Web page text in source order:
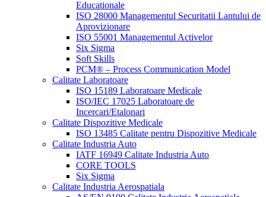
Educationale
ISO 28000 Managementul Securitatii Lantului de
Aprovizionare
ISO 55001 Managementul Activelor
Six Sigma
Soft Skills
PCM® – Process Communication Model
Calitate Laboratoare
ISO 15189 Laboratoare Medicale
ISO/IEC 17025 Laboratoare de
Incercari/Etalonari
Calitate Dispozitive Medicale
ISO 13485 Calitate pentru Dispozitive Medicale
Calitate Industria Auto
IATF 16949 Calitate Industria Auto
CORE TOOLS
Six Sigma
Calitate Industria Aerospatiala